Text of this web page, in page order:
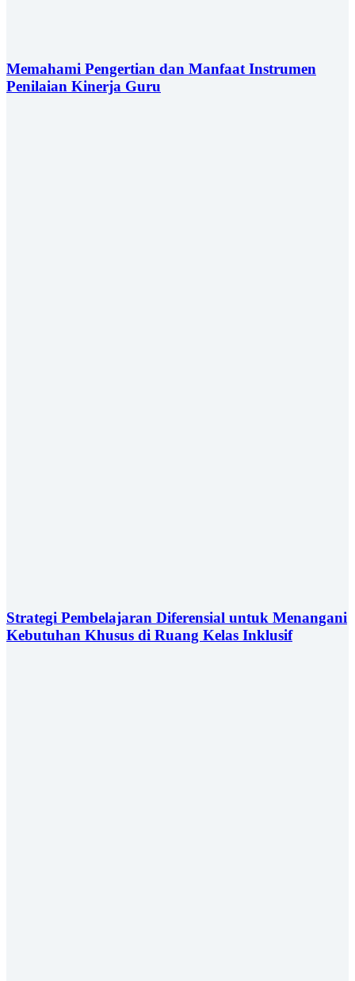
Memahami Pengertian dan Manfaat Instrumen
Penilaian Kinerja Guru
Strategi Pembelajaran Diferensial untuk Menangani
Kebutuhan Khusus di Ruang Kelas Inklusif